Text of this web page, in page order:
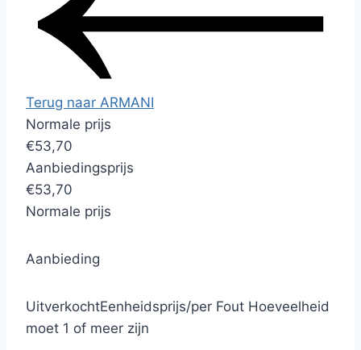
Terug naar ARMANI
Normale prijs
€53,70
Aanbiedingsprijs
€53,70
Normale prijs
Aanbieding
UitverkochtEenheidsprijs/per Fout Hoeveelheid
moet 1 of meer zijn